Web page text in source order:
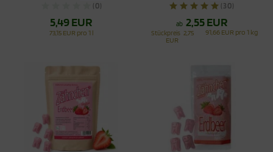
(0)
5,49 EUR
73,15 EUR pro 1 l
(30)
ab 2,55 EUR
Stückpreis 2,75
EUR
91,66 EUR pro 1 kg